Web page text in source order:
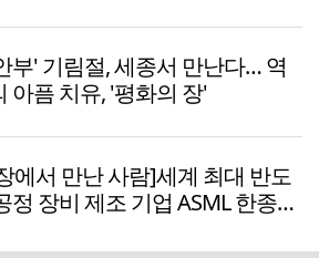
부' 기림절, 세종서 만난다… 역
아픔 치유, '평화의 장'
에서 만난 사람]세계 최대 반도
정 장비 제조 기업 ASML 한종호